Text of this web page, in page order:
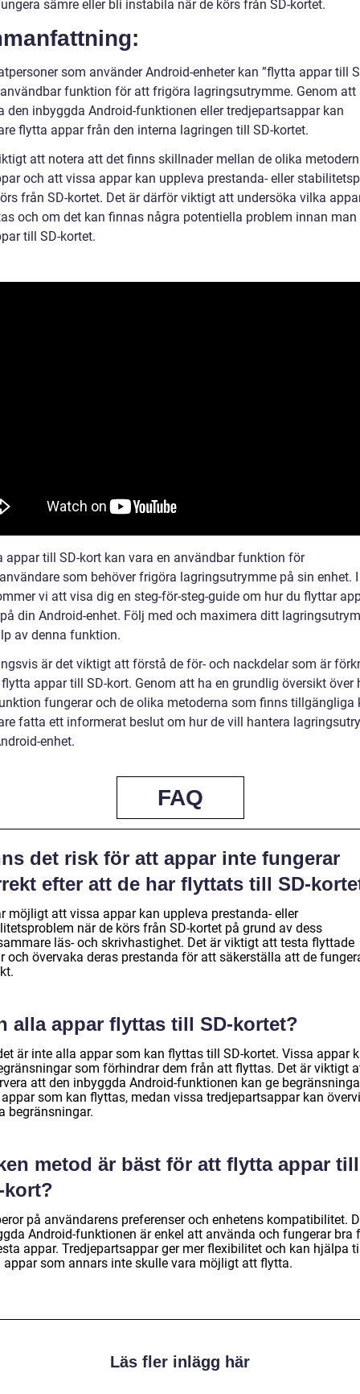
sämre eller bli instabila när de körs från SD-kortet.
som använder Android-enheter kan ”flytta appar till
funktion för att frigöra lagringsutrymme. Genom att
den inbyggda Android-funktionen eller tredjepartsappar kan
flytta appar från den interna lagringen till SD-kortet.
att notera att det finns skillnader mellan de olika
och att vissa appar kan uppleva prestanda- eller
från SD-kortet. Det är därför viktigt att undersöka vilka
och om det kan finnas några potentiella problem innan man
till SD-kortet.
appar till SD-kort kan vara en användbar funktion för
som behöver frigöra lagringsutrymme på sin enhet.
vi att visa dig en steg-för-steg-guide om hur du flyttar
din Android-enhet. Följ med och maximera ditt
av denna funktion.
är det viktigt att förstå de för- och nackdelar som är
appar till SD-kort. Genom att ha en grundlig översikt över
fungerar och de olika metoderna som finns tillgängliga
fatta ett informerat beslut om hur de vill hantera
enhet.
FAQ
det risk för att appar inte fungerar
efter att de har flyttats till SD-
möjligt att vissa appar kan uppleva prestanda- eller
när de körs från SD-kortet på grund av dess
läs- och skrivhastighet. Det är viktigt att testa flyttade
och övervaka deras prestanda för att säkerställa att de
alla appar flyttas till SD-kortet?
är inte alla appar som kan flyttas till SD-kortet. Vissa appar
som förhindrar dem från att flyttas. Det är viktigt
att den inbyggda Android-funktionen kan ge
som kan flyttas, medan vissa tredjepartsappar kan
begränsningar.
metod är bäst för att flytta appar till
kort?
på användarens preferenser och enhetens kompatibilitet.
Android-funktionen är enkel att använda och fungerar bra
appar. Tredjepartsappar ger mer flexibilitet och kan hjälpa
som annars inte skulle vara möjligt att flytta.
Läs fler inlägg här